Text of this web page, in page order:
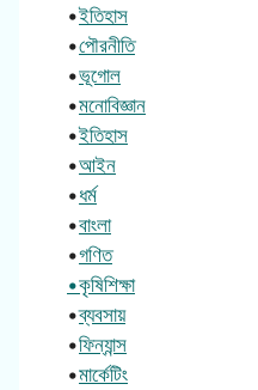
•ইতিহাস
•পৌরনীতি
•ভূগোল
•মনোবিজ্ঞান
•ইতিহাস
•আইন
•ধর্ম
•বাংলা
•গণিত
•কৃষিশিক্ষা
•ব্যবসায়
•ফিন্যান্স
•মার্কেটিং